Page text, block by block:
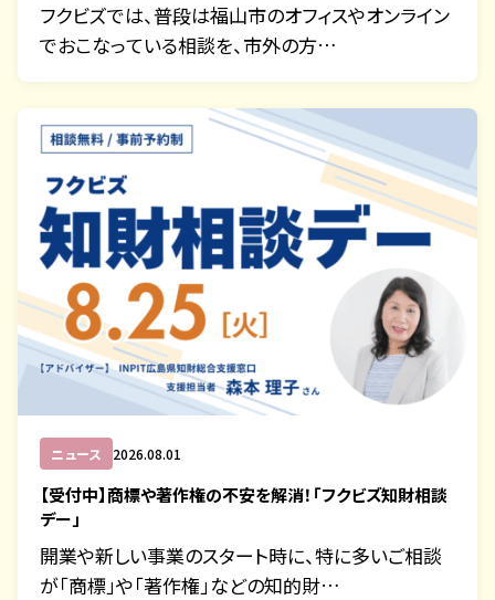
フクビズでは、普段は福山市のオフィスやオンライン
でおこなっている相談を、市外の方…
ニュース 2026.08.01
【受付中】商標や著作権の不安を解消！「フクビズ知財相談
デー」
開業や新しい事業のスタート時に、特に多いご相談
が「商標」や「著作権」などの知的財…